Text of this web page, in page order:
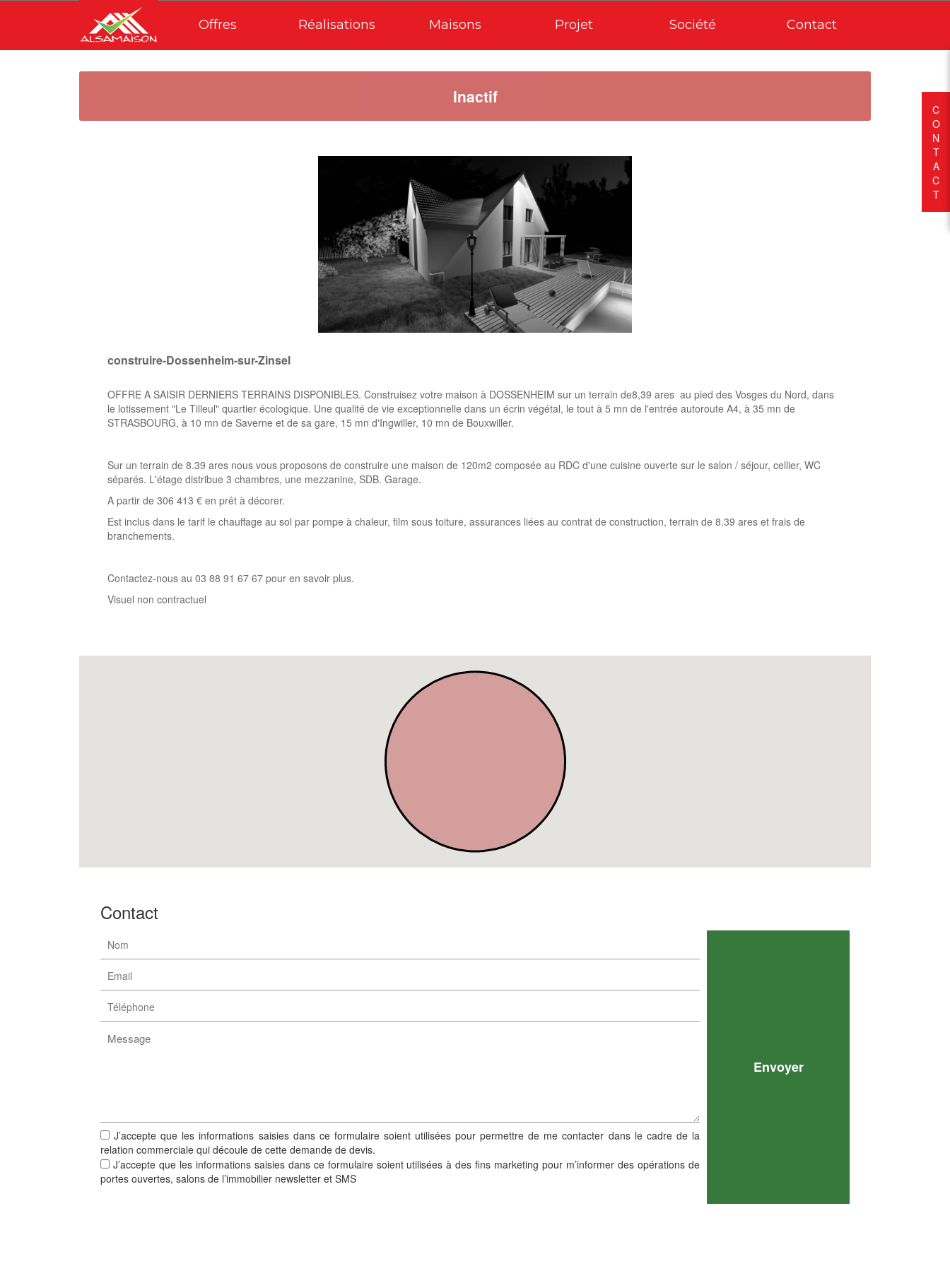
C
O
N
T
A
C
T
Offres Réalisations Maisons Projet Société Contact
Inactif
construire-Dossenheim-sur-Zinsel
OFFRE A SAISIR DERNIERS TERRAINS DISPONIBLES. Construisez votre maison à DOSSENHEIM sur un terrain de8,39 ares au pied des Vosges du Nord, dans
le lotissement "Le Tilleul" quartier écologique. Une qualité de vie exceptionnelle dans un écrin végétal, le tout à 5 mn de l'entrée autoroute A4, à 35 mn de
STRASBOURG, à 10 mn de Saverne et de sa gare, 15 mn d'Ingwiller, 10 mn de Bouxwiller.
Sur un terrain de 8.39 ares nous vous proposons de construire une maison de 120m2 composée au RDC d'une cuisine ouverte sur le salon / séjour, cellier, WC
séparés. L'étage distribue 3 chambres, une mezzanine, SDB. Garage.
A partir de 306 413 € en prêt à décorer.
Est inclus dans le tarif le chauffage au sol par pompe à chaleur, film sous toiture, assurances liées au contrat de construction, terrain de 8.39 ares et frais de
branchements.
Contactez-nous au 03 88 91 67 67 pour en savoir plus.
Visuel non contractuel
Contact
J’accepte que les informations saisies dans ce formulaire soient utilisées pour permettre de me contacter dans le cadre de la
relation commerciale qui découle de cette demande de devis.
J’accepte que les informations saisies dans ce formulaire soient utilisées à des fins marketing pour m’informer des opérations de
portes ouvertes, salons de l’immobilier newsletter et SMS